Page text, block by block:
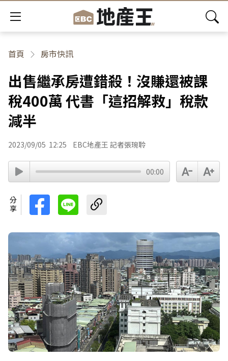
首頁 房市快訊
出售繼承房遭錯殺！沒賺還被課
稅400萬 代書「這招解救」稅款
減半
2023/09/05 12:25 EBC地產王 記者張琬聆
00:00
分享